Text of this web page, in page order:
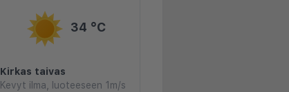
34 °C
Kirkas taivas
Kevyt ilma, luoteeseen 1m/s